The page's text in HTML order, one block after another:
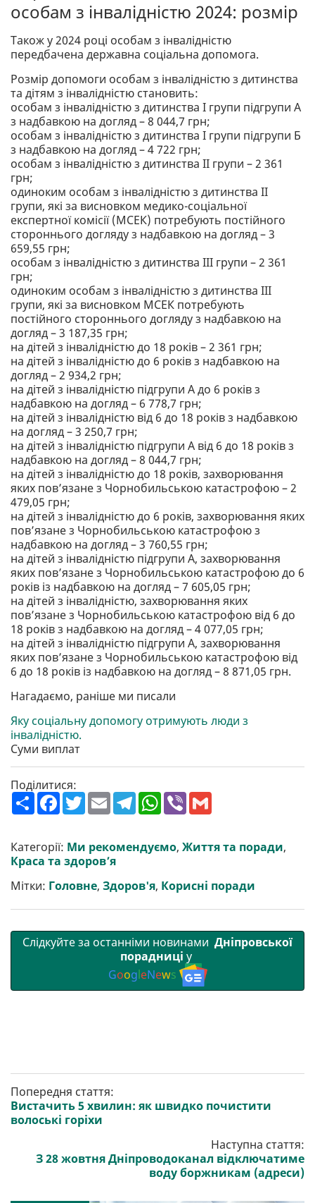
особам з інвалідністю 2024: розмір
Також у 2024 році особам з інвалідністю
передбачена державна соціальна допомога.
Розмір допомоги особам з інвалідністю з дитинства
та дітям з інвалідністю становить:
особам з інвалідністю з дитинства І групи підгрупи А
з надбавкою на догляд – 8 044,7 грн;
особам з інвалідністю з дитинства І групи підгрупи Б
з надбавкою на догляд – 4 722 грн;
особам з інвалідністю з дитинства ІІ групи – 2 361
грн;
одиноким особам з інвалідністю з дитинства ІІ
групи, які за висновком медико-соціальної
експертної комісії (МСЕК) потребують постійного
стороннього догляду з надбавкою на догляд – 3
659,55 грн;
особам з інвалідністю з дитинства ІІІ групи – 2 361
грн;
одиноким особам з інвалідністю з дитинства ІІІ
групи, які за висновком МСЕК потребують
постійного стороннього догляду з надбавкою на
догляд – 3 187,35 грн;
на дітей з інвалідністю до 18 років – 2 361 грн;
на дітей з інвалідністю до 6 років з надбавкою на
догляд – 2 934,2 грн;
на дітей з інвалідністю підгрупи А до 6 років з
надбавкою на догляд – 6 778,7 грн;
на дітей з інвалідністю від 6 до 18 років з надбавкою
на догляд – 3 250,7 грн;
на дітей з інвалідністю підгрупи А від 6 до 18 років з
надбавкою на догляд – 8 044,7 грн;
на дітей з інвалідністю до 18 років, захворювання
яких пов’язане з Чорнобильською катастрофою – 2
479,05 грн;
на дітей з інвалідністю до 6 років, захворювання яких
пов’язане з Чорнобильською катастрофою з
надбавкою на догляд – 3 760,55 грн;
на дітей з інвалідністю підгрупи А, захворювання
яких пов’язане з Чорнобильською катастрофою до 6
років із надбавкою на догляд – 7 605,05 грн;
на дітей з інвалідністю, захворювання яких
пов’язане з Чорнобильською катастрофою від 6 до
18 років з надбавкою на догляд – 4 077,05 грн;
на дітей з інвалідністю підгрупи А, захворювання
яких пов’язане з Чорнобильською катастрофою від
6 до 18 років із надбавкою на догляд – 8 871,05 грн.
Нагадаємо, раніше ми писали
Яку соціальну допомогу отримують люди з
інвалідністю.
Суми виплат
Поділитися:
П
о
р
и
т
F
a
b
o
o
T
w
e
r
E
m
l
T
e
g
r
W
h
s
A
V
r l
Категорії: Ми рекомендуємо, Життя та поради,
Краса та здоров’я
Мітки: Головне, Здоров'я, Корисні поради
Слідкуйте за останніми новинами Дніпровської
порадниці у
GoogleNews
Попередня стаття:
Вистачить 5 хвилин: як швидко почистити
волоські горіхи
Наступна стаття:
З 28 жовтня Дніпроводоканал відключатиме
воду боржникам (адреси)